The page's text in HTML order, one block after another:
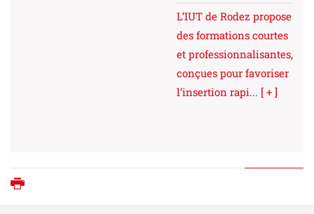
L’IUT de Rodez propose
des formations courtes
et professionnalisantes,
conçues pour favoriser
l’insertion rapi... [ + ]